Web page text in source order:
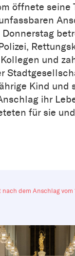
öffnete seine
Donnerstag
und
Kind und
ihr
für sie
dem Anschlag vom